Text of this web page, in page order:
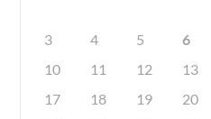
3
4 5 6
10
11 12 13
17
18 19 20